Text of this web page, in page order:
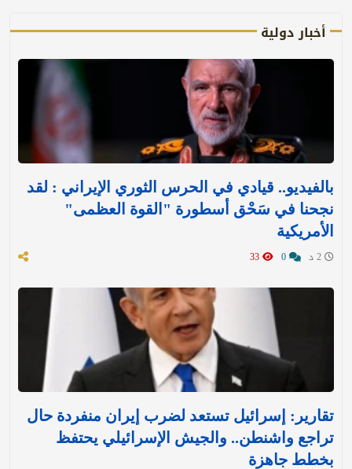
أخبار دولية
بالفيديو.. قيادي في الحرس الثوري الإيراني : لقد
نجحنا في سَحْق أسطورة "القوة العظمى"
الأمريكية
تقارير: إسرائيل تستعد لضرب إيران منفردة حال
تراجع واشنطن.. والجيش الإسرائيلي يحتفظ
بخطط جاهزة